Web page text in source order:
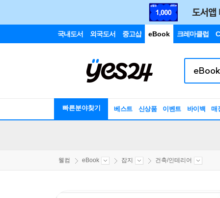
국내도서 외국도서 중고샵 eBook 크레마클럽
빠른분야찾기 베스트 신상품 이벤트 바이백 매
웰컴 eBook 잡지 건축/인테리어